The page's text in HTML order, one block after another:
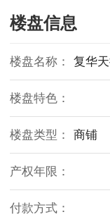
楼盘信息
楼盘名称： 复华
楼盘特色：
楼盘类型： 商铺
产权年限：
付款方式：